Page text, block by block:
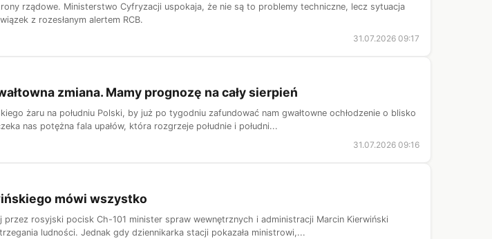
rządowe. Ministerstwo Cyfryzacji uspokaja, że nie są to problemy techniczne, lecz sytuacja
z rozesłanym alertem RCB.
31.07.2026 09:17
zmiana. Mamy prognozę na cały sierpień
żaru na południu Polski, by już po tygodniu zafundować nam gwałtowne ochłodzenie o blisko
nas potężna fala upałów, która rozgrzeje południe i południ...
31.07.2026 09:16
mówi wszystko
rosyjski pocisk Ch-101 minister spraw wewnętrznych i administracji Marcin Kierwiński
ludności. Jednak gdy dziennikarka stacji pokazała ministrowi,...